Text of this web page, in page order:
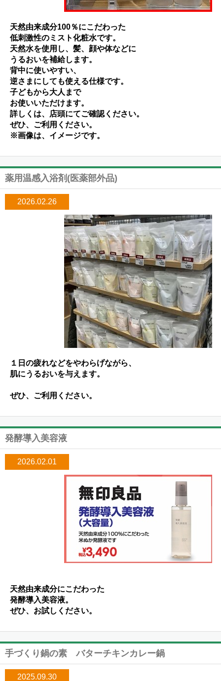
天然由来成分100％にこだわった
低刺激性のミスト化粧水です。
天然水を使用し、髪、顔や体などに
うるおいを補給します。
背中に使いやすい、
逆さまにしても使える仕様です。
子どもから大人まで
お使いいただけます。
詳しくは、店頭にてご確認ください。
ぜひ、ご利用ください。
※画像は、イメージです。
薬用温感入浴剤(医薬部外品)
2026.02.26
１日の疲れなどをやわらげながら、
肌にうるおいを与えます。
ぜひ、ご利用ください。
発酵導入美容液
2026.02.01
天然由来成分にこだわった
発酵導入美容液。
ぜひ、お試しください。
手づくり鍋の素 バターチキンカレー鍋
2025.09.30